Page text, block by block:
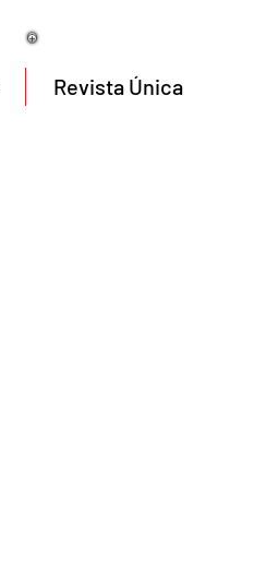
Revista Única